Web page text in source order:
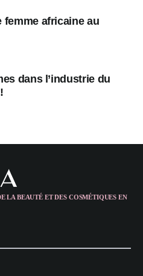
femme africaine au
dans l’industrie du
LA BEAUTÉ ET DES COSMÉTIQUES EN